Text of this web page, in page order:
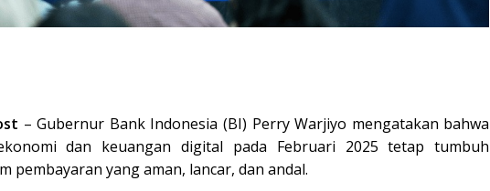
– Gubernur Bank Indonesia (BI) Perry Warjiyo mengatakan bahwa
dan keuangan digital pada Februari 2025 tetap tumbuh
pembayaran yang aman, lancar, dan andal.